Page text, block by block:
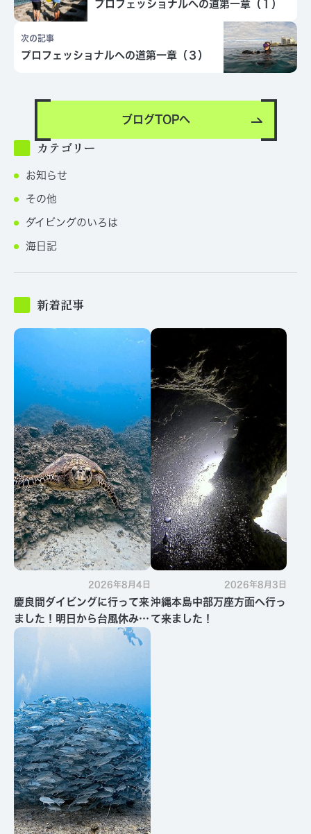
プロフェッショナルへの道第一章（１）
次の記事
プロフェッショナルへの道第一章（３）
ブログTOPへ
カテゴリー
お知らせ
その他
ダイビングのいろは
海日記
新着記事
2026年8月4日
慶良間ダイビングに行って来
ました！明日から台風休みで
す・・・
2026年8月3日
沖縄本島中部万座方面へ行っ
て来ました！